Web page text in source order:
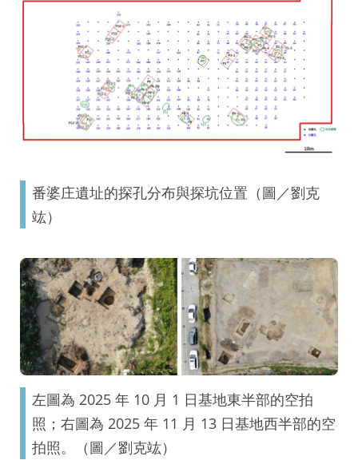
番婆庄遺址的探孔分布與探坑位置（圖／劉克
竑）
左圖為 2025 年 10 月 1 日基地東半部的空拍
照；右圖為 2025 年 11 月 13 日基地西半部的空
拍照。（圖／劉克竑）